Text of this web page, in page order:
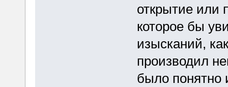
открытие или
которое бы
изысканий,
производил
было понятно